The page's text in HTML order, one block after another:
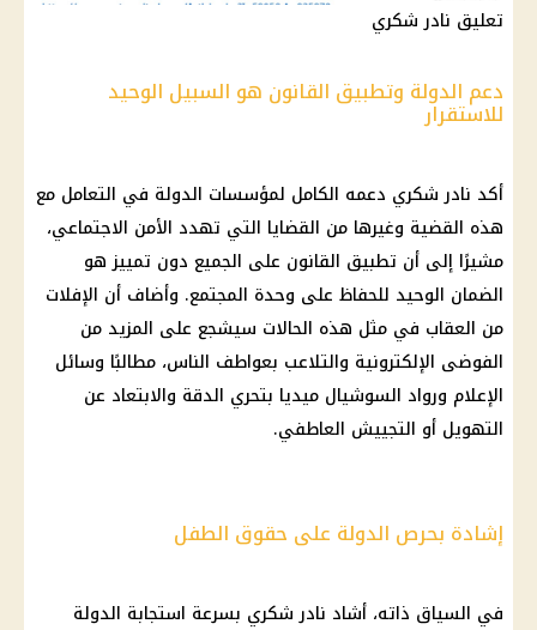
تعليق نادر شكري
دعم الدولة وتطبيق القانون هو السبيل الوحيد
للاستقرار
أكد نادر شكري دعمه الكامل لمؤسسات الدولة في التعامل مع
هذه القضية وغيرها من القضايا التي تهدد الأمن الاجتماعي،
مشيرًا إلى أن تطبيق القانون على الجميع دون تمييز هو
الضمان الوحيد للحفاظ على وحدة المجتمع. وأضاف أن الإفلات
من العقاب في مثل هذه الحالات سيشجع على المزيد من
الفوضى الإلكترونية والتلاعب بعواطف الناس، مطالبًا وسائل
الإعلام ورواد السوشيال ميديا بتحري الدقة والابتعاد عن
التهويل أو التجييش العاطفي.
إشادة بحرص الدولة على حقوق الطفل
في السياق ذاته، أشاد نادر شكري بسرعة استجابة الدولة